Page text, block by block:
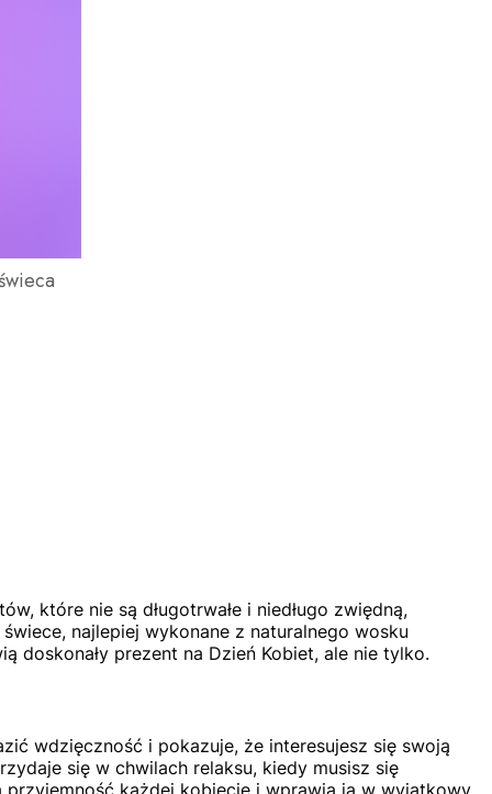
które nie są długotrwałe i niedługo zwiędną,
najlepiej wykonane z naturalnego wosku
doskonały prezent na Dzień Kobiet, ale nie tylko.
wdzięczność i pokazuje, że interesujesz się swoją
się w chwilach relaksu, kiedy musisz się